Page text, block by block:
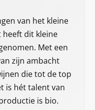
van het kleine
heeft dit kleine
Met een
zijn ambacht
die tot de top
is hét talent van
is bio.